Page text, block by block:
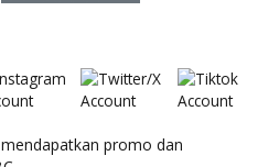
promo dan